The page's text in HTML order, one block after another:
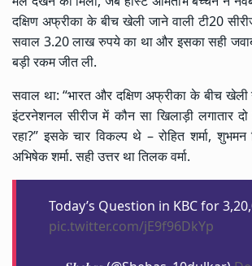
दक्षिण अफ्रीका के बीच खेली जाने वाली टी20
सवाल 3.20 लाख रुपये का था और इसका सही
बड़ी रकम जीत ली.
सवाल था: “भारत और दक्षिण अफ्रीका के बीच खेली
इंटरनेशनल सीरीज में कौन सा खिलाड़ी
रहा?” इसके चार विकल्प थे – रोहित शर्मा,
अभिषेक शर्मा. सही उत्तर था तिलक वर्मा.
Today’s Question in KBC for
pic.twitter.com/jE9f96DkYp